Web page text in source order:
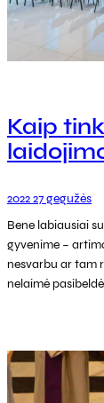
Kaip
2022 27 gegužės
Bene labiausiai
gyvenime –
nesvarbu ar tam
nelaimė